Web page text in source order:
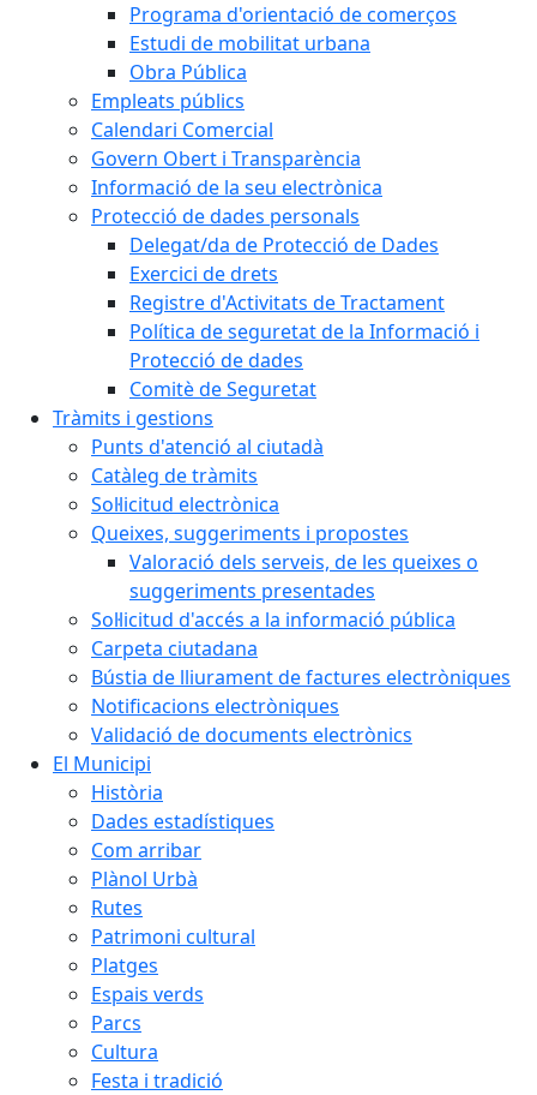
Programa d'orientació de comerços
Estudi de mobilitat urbana
Obra Pública
Empleats públics
Calendari Comercial
Govern Obert i Transparència
Informació de la seu electrònica
Protecció de dades personals
Delegat/da de Protecció de Dades
Exercici de drets
Registre d'Activitats de Tractament
Política de seguretat de la Informació i
Protecció de dades
Comitè de Seguretat
Tràmits i gestions
Punts d'atenció al ciutadà
Catàleg de tràmits
Sol·licitud electrònica
Queixes, suggeriments i propostes
Valoració dels serveis, de les queixes o
suggeriments presentades
Sol·licitud d'accés a la informació pública
Carpeta ciutadana
Bústia de lliurament de factures electròniques
Notificacions electròniques
Validació de documents electrònics
El Municipi
Història
Dades estadístiques
Com arribar
Plànol Urbà
Rutes
Patrimoni cultural
Platges
Espais verds
Parcs
Cultura
Festa i tradició